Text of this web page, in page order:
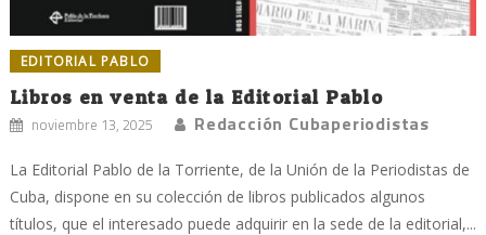
EDITORIAL PABLO
Libros en venta de la Editorial Pablo
noviembre 13, 2025 Redacción Cubaperiodistas
La Editorial Pablo de la Torriente, de la Unión de la Periodistas de
Cuba, dispone en su colección de libros publicados algunos
títulos, que el interesado puede adquirir en la sede de la editorial,...